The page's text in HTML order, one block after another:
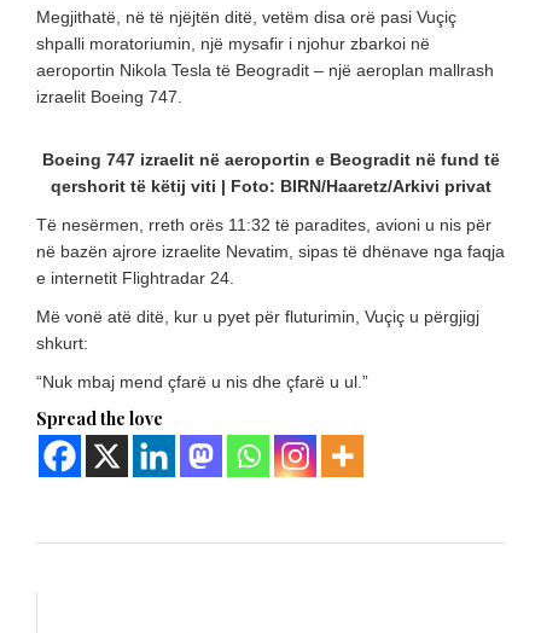
Megjithatë, në të njëjtën ditë, vetëm disa orë pasi Vuçiç
shpalli moratoriumin, një mysafir i njohur zbarkoi në
aeroportin Nikola Tesla të Beogradit – një aeroplan mallrash
izraelit Boeing 747.
Boeing 747 izraelit në aeroportin e Beogradit në fund të
qershorit të këtij viti | Foto: BIRN/Haaretz/Arkivi privat
Të nesërmen, rreth orës 11:32 të paradites, avioni u nis për
në bazën ajrore izraelite Nevatim, sipas të dhënave nga faqja
e internetit Flightradar 24.
Më vonë atë ditë, kur u pyet për fluturimin, Vuçiç u përgjigj
shkurt:
“Nuk mbaj mend çfarë u nis dhe çfarë u ul.”
Spread the love